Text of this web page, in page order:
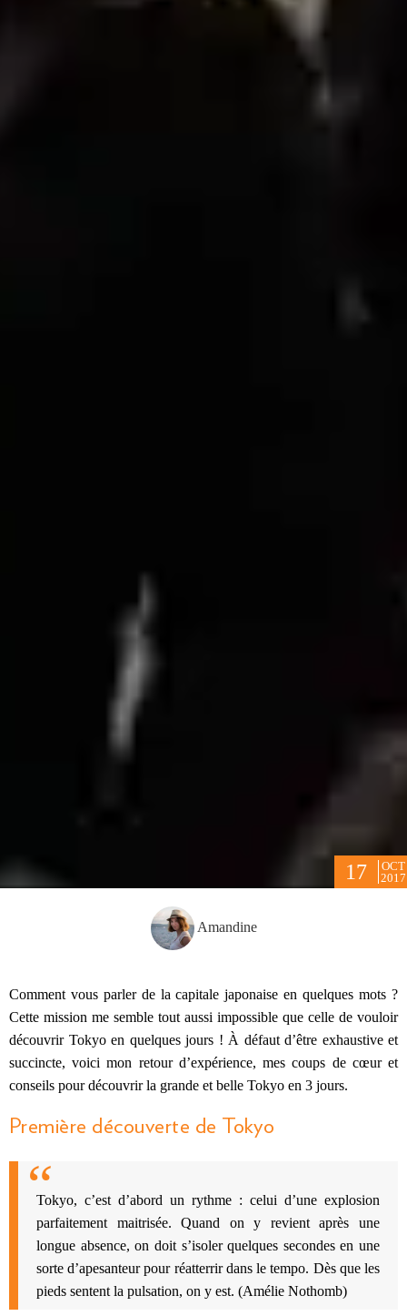
17
OCT
2017
Amandine
Comment vous parler de la capitale japonaise en quelques mots ?
Cette mission me semble tout aussi impossible que celle de vouloir
découvrir Tokyo en quelques jours ! À défaut d’être exhaustive et
succincte, voici mon retour d’expérience, mes coups de cœur et
conseils pour découvrir la grande et belle Tokyo en 3 jours.
Première découverte de Tokyo
Tokyo, c’est d’abord un rythme : celui d’une explosion
parfaitement maitrisée. Quand on y revient après une
longue absence, on doit s’isoler quelques secondes en une
sorte d’apesanteur pour réatterrir dans le tempo. Dès que les
pieds sentent la pulsation, on y est. (Amélie Nothomb)